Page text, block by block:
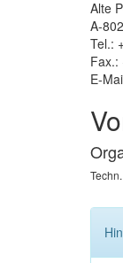
Alte
A-
Tel.:
Fax.:
E-